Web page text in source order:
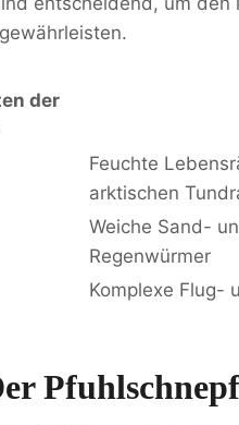
der
Feuchte
arktischen
Weiche Sand-
Regenwürmer
Komplexe Flug-